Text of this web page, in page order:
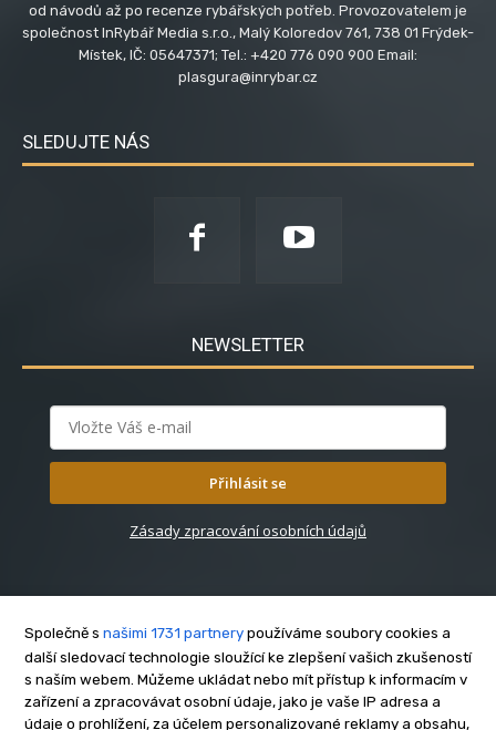
od návodů až po recenze rybářských potřeb. Provozovatelem je
společnost InRybář Media s.r.o., Malý Koloredov 761, 738 01 Frýdek-
Místek, IČ: 05647371; Tel.: +420 776 090 900 Email:
plasgura@inrybar.cz
SLEDUJTE NÁS
NEWSLETTER
Přihlásit se
Zásady zpracování osobních údajů
O nás
Kontakt
Společně s našimi 1731 partnery používáme soubory cookies a
další sledovací technologie sloužící ke zlepšení vašich zkušeností
s naším webem. Můžeme ukládat nebo mít přístup k informacím v
zařízení a zpracovávat osobní údaje, jako je vaše IP adresa a
údaje o prohlížení, za účelem personalizované reklamy a obsahu,